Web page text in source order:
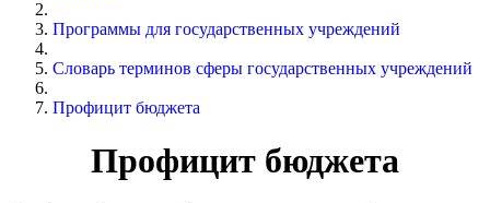
Программы для государственных учреждений
Словарь терминов сферы государственных учреждений
Профицит бюджета
Профицит бюджета